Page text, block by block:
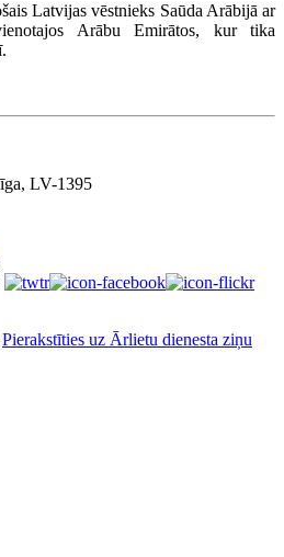
Latvijas vēstnieks Saūda Arābijā ar
Arābu Emirātos, kur tika
LV-1395
Pierakstīties uz Ārlietu dienesta ziņu